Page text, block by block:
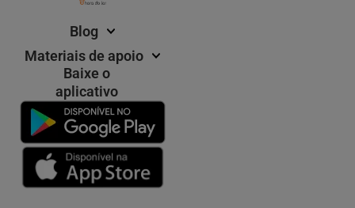
Blog
Materiais de apoio
Baixe o
aplicativo